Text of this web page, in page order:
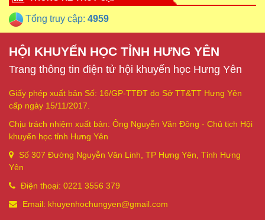
Tổng truy cập: 4959
HỘI KHUYẾN HỌC TỈNH HƯNG YÊN
Trang thông tin điện tử hội khuyến học Hưng Yên
Giấy phép xuất bản Số: 16/GP-TTĐT do Sở TT&TT Hưng Yên
cấp ngày 15/11/2017.
Chịu trách nhiệm xuất bản: Ông Nguyễn Văn Đông - Chủ tịch Hội
khuyến học tỉnh Hưng Yên
Số 307 Đường Nguyễn Văn Linh, TP Hưng Yên, Tỉnh Hưng
Yên
Điện thoại: 0221 3556 379
Email: khuyenhochungyen@gmail.com